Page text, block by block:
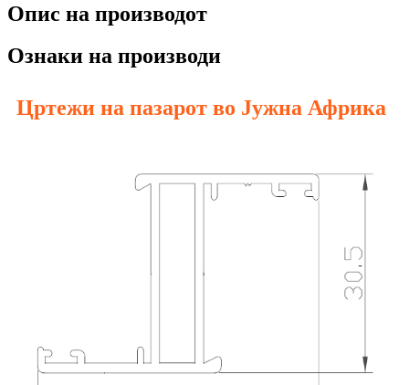
Опис на производот
Ознаки на производи
Цртежи на пазарот во Јужна Африка